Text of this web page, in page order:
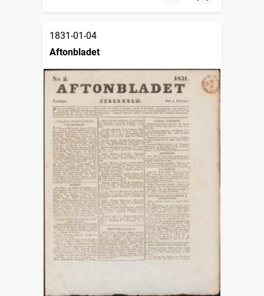
1831-01-04
Aftonbladet